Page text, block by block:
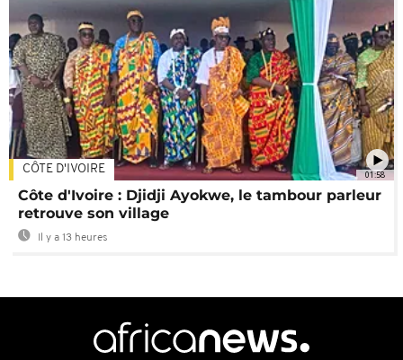
01:58
CÔTE D'IVOIRE
Côte d'Ivoire : Djidji Ayokwe, le tambour parleur
retrouve son village
Il y a 13 heures